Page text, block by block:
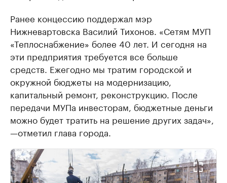
Ранее концессию поддержал мэр
Нижневартовска Василий Тихонов. «Сетям МУП
«Теплоснабжение» более 40 лет. И сегодня на
эти предприятия требуется все больше
средств. Ежегодно мы тратим городской и
окружной бюджеты на модернизацию,
капитальный ремонт, реконструкцию. После
передачи МУПа инвесторам, бюджетные деньги
можно будет тратить на решение других задач»,
—отметил глава города.